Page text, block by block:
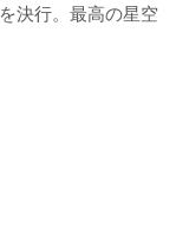
決行。最高の星空